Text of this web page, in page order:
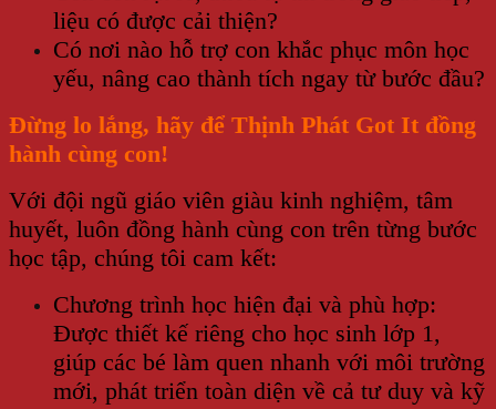
liệu có được cải thiện?
Có nơi nào hỗ trợ con khắc phục môn học
yếu, nâng cao thành tích ngay từ bước đầu?
Đừng lo lắng, hãy để Thịnh Phát Got It đồng
hành cùng con!
Với đội ngũ giáo viên giàu kinh nghiệm, tâm
huyết, luôn đồng hành cùng con trên từng bước
học tập, chúng tôi cam kết:
Chương trình học hiện đại và phù hợp:
Được thiết kế riêng cho học sinh lớp 1,
giúp các bé làm quen nhanh với môi trường
mới, phát triển toàn diện về cả tư duy và kỹ